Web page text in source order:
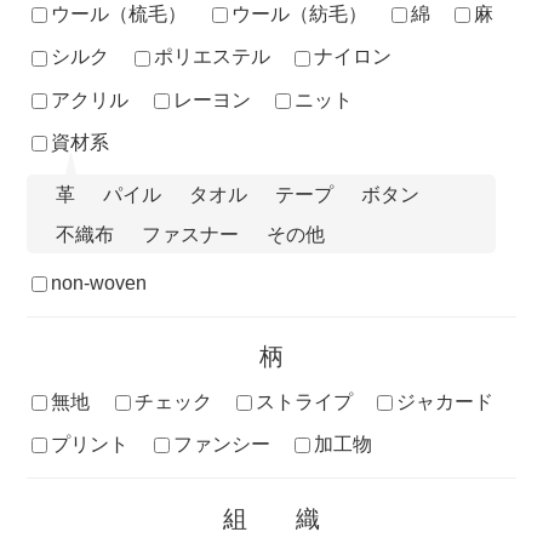
ウール（梳毛） ウール（紡毛） 綿
麻
シルク
ポリエステル
ナイロン
アクリル
レーヨン
ニット
資材系
革 パイル タオル テープ
ボタン
不織布
ファスナー その他
non-woven
柄
無地 チェック ストライプ
ジャカード
プリント
ファンシー 加工物
組織